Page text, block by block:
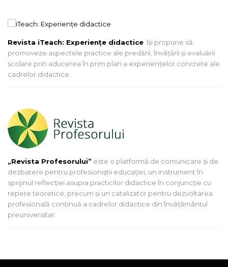
Revista iTeach: Experienţe didactice îşi propune să
promoveze aspectele practice ale predării, învăţării şi evaluării
şcolare prin aducerea în prim plan a experienţelor concrete ale
cadrelor didactice.
„Revista Profesorului” este o platformă de comunicare și de
dezbatere pentru profesioniștii educației, un instrument în
sprijinul reflecției asupra practicilor didactice în conjuncție cu
repere teoretice, precum și un catalizator pentru dezvoltarea
profesională continuă a cadrelor didactice din învățământul
preuniversitar.